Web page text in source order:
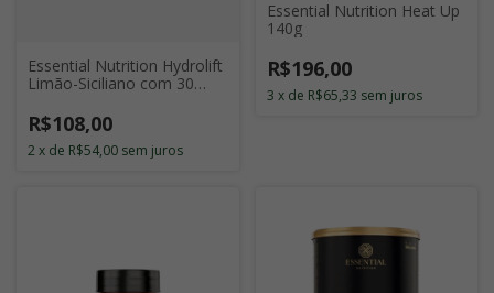
Essential Nutrition Hydrolift
Limão-Siciliano com 30
R$108,00
2 x de R$54,00 sem juros
Essential Nutrition Heat Up
140g
R$196,00
3 x de R$65,33 sem juros